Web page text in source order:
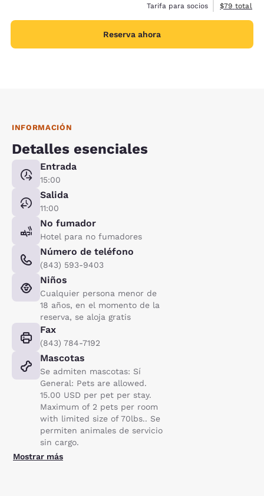
Tarifa para socios
Ver detalles
$79 total
Reserva ahora
INFORMACIÓN
Detalles esenciales
Entrada
15:00
Salida
11:00
No fumador
Hotel para no fumadores
Número de teléfono
(843) 593-9403
Niños
Cualquier persona menor de
18 años, en el momento de la
reserva, se aloja gratis
Fax
(843) 784-7192
Mascotas
Se admiten mascotas: Sí
General: Pets are allowed.
15.00 USD per pet per stay.
Maximum of 2 pets per room
with limited size of 70lbs.. Se
permiten animales de servicio
sin cargo.
Mostrar más